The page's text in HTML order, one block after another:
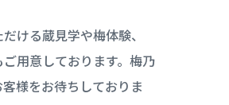
ける蔵見学や梅体験、
用意しております。梅乃
様をお待ちしておりま